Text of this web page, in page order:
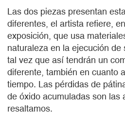
Las dos piezas presentan
diferentes, el artista refiere,
exposición, que usa
naturaleza en la ejecución de
tal vez que así tendrán un
diferente, también en cuanto
tiempo. Las pérdidas de
de óxido acumuladas son las
resaltamos.